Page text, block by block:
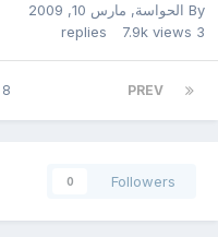
By الحواسة, مارس 10, 2009
3
replies 7.9k views
PREV
Followers
0